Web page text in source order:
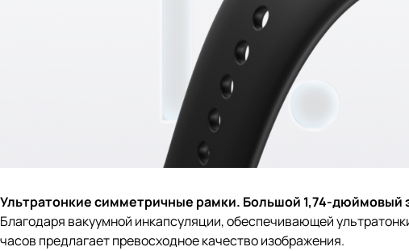
Ультратонкие симметричные рамки. Большой 1,74-дюймовый
Благодаря вакуумной инкапсуляции, обеспечивающей
часов предлагает превосходное качество изображения.